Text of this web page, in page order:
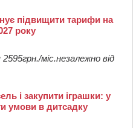
підвищити тарифи на
року
міс.незалежно від
і закупити іграшки: у
умови в дитсадку